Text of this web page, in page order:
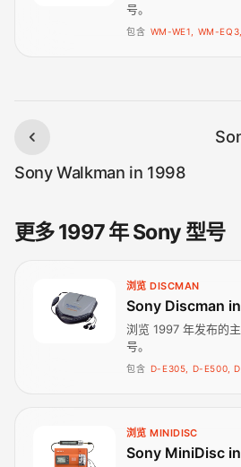
号。
包含 WM-WE1, WM-
Sony Walkman in 1998
更多 1997 年 Sony 型号
浏览 DISCMAN
Sony Discman
浏览 1997 年发布的
号。
包含 D-E305, D-E500,
浏览 MINIDISC
Sony MiniDisc